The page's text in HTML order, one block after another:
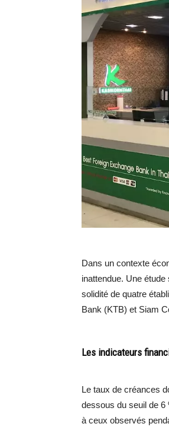
Dans un contexte
inattendue. Une
solidité de quatre
Bank (KTB) et Siam
Les indicateurs
Le taux de créances
dessous du seuil de 6
à ceux observés